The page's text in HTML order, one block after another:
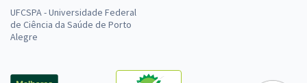
UFCSPA - Universidade Federal
de Ciência da Saúde de Porto
Alegre